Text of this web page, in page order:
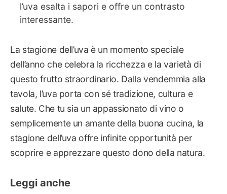
l’uva esalta i sapori e offre un contrasto
interessante.
La stagione dell’uva è un momento speciale
dell’anno che celebra la ricchezza e la varietà di
questo frutto straordinario. Dalla vendemmia alla
tavola, l’uva porta con sé tradizione, cultura e
salute. Che tu sia un appassionato di vino o
semplicemente un amante della buona cucina, la
stagione dell’uva offre infinite opportunità per
scoprire e apprezzare questo dono della natura.
Leggi anche